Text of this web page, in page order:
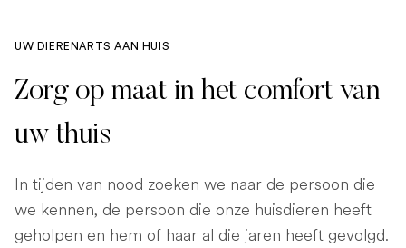
UW DIERENARTS AAN HUIS
Zorg op maat in het comfort van
uw thuis
In tijden van nood zoeken we naar de persoon die
we kennen, de persoon die onze huisdieren heeft
geholpen en hem of haar al die jaren heeft gevolgd.